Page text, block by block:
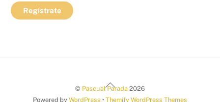
Back
To
© Pascual Parada 2026
Powered by WordPress • Themify WordPress Themes